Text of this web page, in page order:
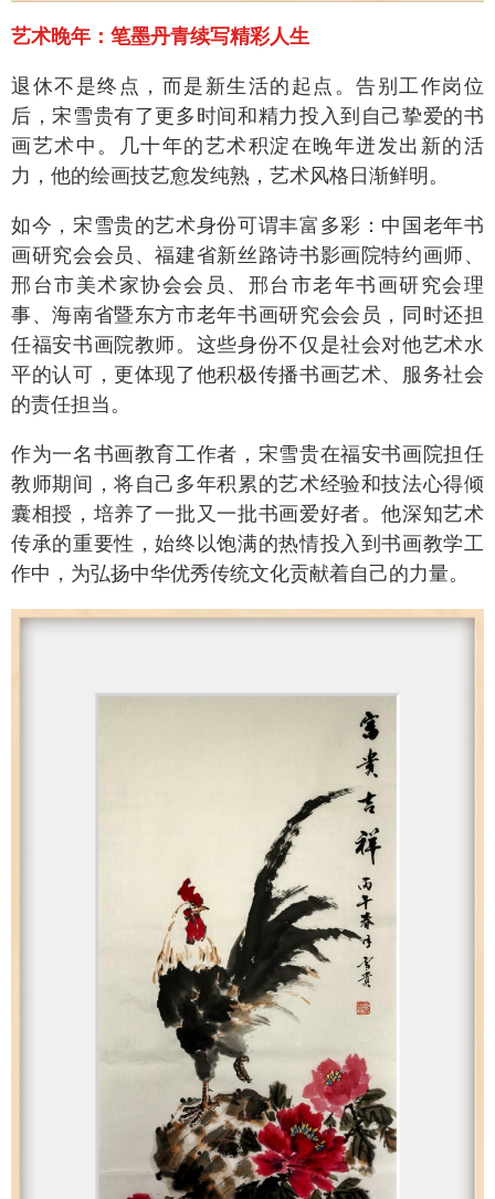
艺术晚年：笔墨丹青续写精彩人生
退休不是终点，而是新生活的起点。告别工作岗位
后，宋雪贵有了更多时间和精力投入到自己挚爱的书
画艺术中。几十年的艺术积淀在晚年迸发出新的活
力，他的绘画技艺愈发纯熟，艺术风格日渐鲜明。
如今，宋雪贵的艺术身份可谓丰富多彩：中国老年书
画研究会会员、福建省新丝路诗书影画院特约画师、
邢台市美术家协会会员、邢台市老年书画研究会理
事、海南省暨东方市老年书画研究会会员，同时还担
任福安书画院教师。这些身份不仅是社会对他艺术水
平的认可，更体现了他积极传播书画艺术、服务社会
的责任担当。
作为一名书画教育工作者，宋雪贵在福安书画院担任
教师期间，将自己多年积累的艺术经验和技法心得倾
囊相授，培养了一批又一批书画爱好者。他深知艺术
传承的重要性，始终以饱满的热情投入到书画教学工
作中，为弘扬中华优秀传统文化贡献着自己的力量。